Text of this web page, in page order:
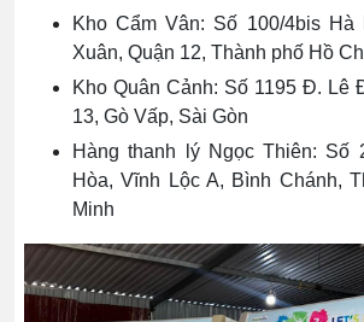
Kho Cẩm Vân: Số 100/4bis Hà
Xuân, Quận 12, Thành phố Hồ
Kho Quân Cảnh: Số 1195 Đ. Lê
13, Gò Vấp, Sài Gòn
Hàng thanh lý Ngọc Thiên:
Hòa, Vĩnh Lộc A, Bình Chánh,
Minh